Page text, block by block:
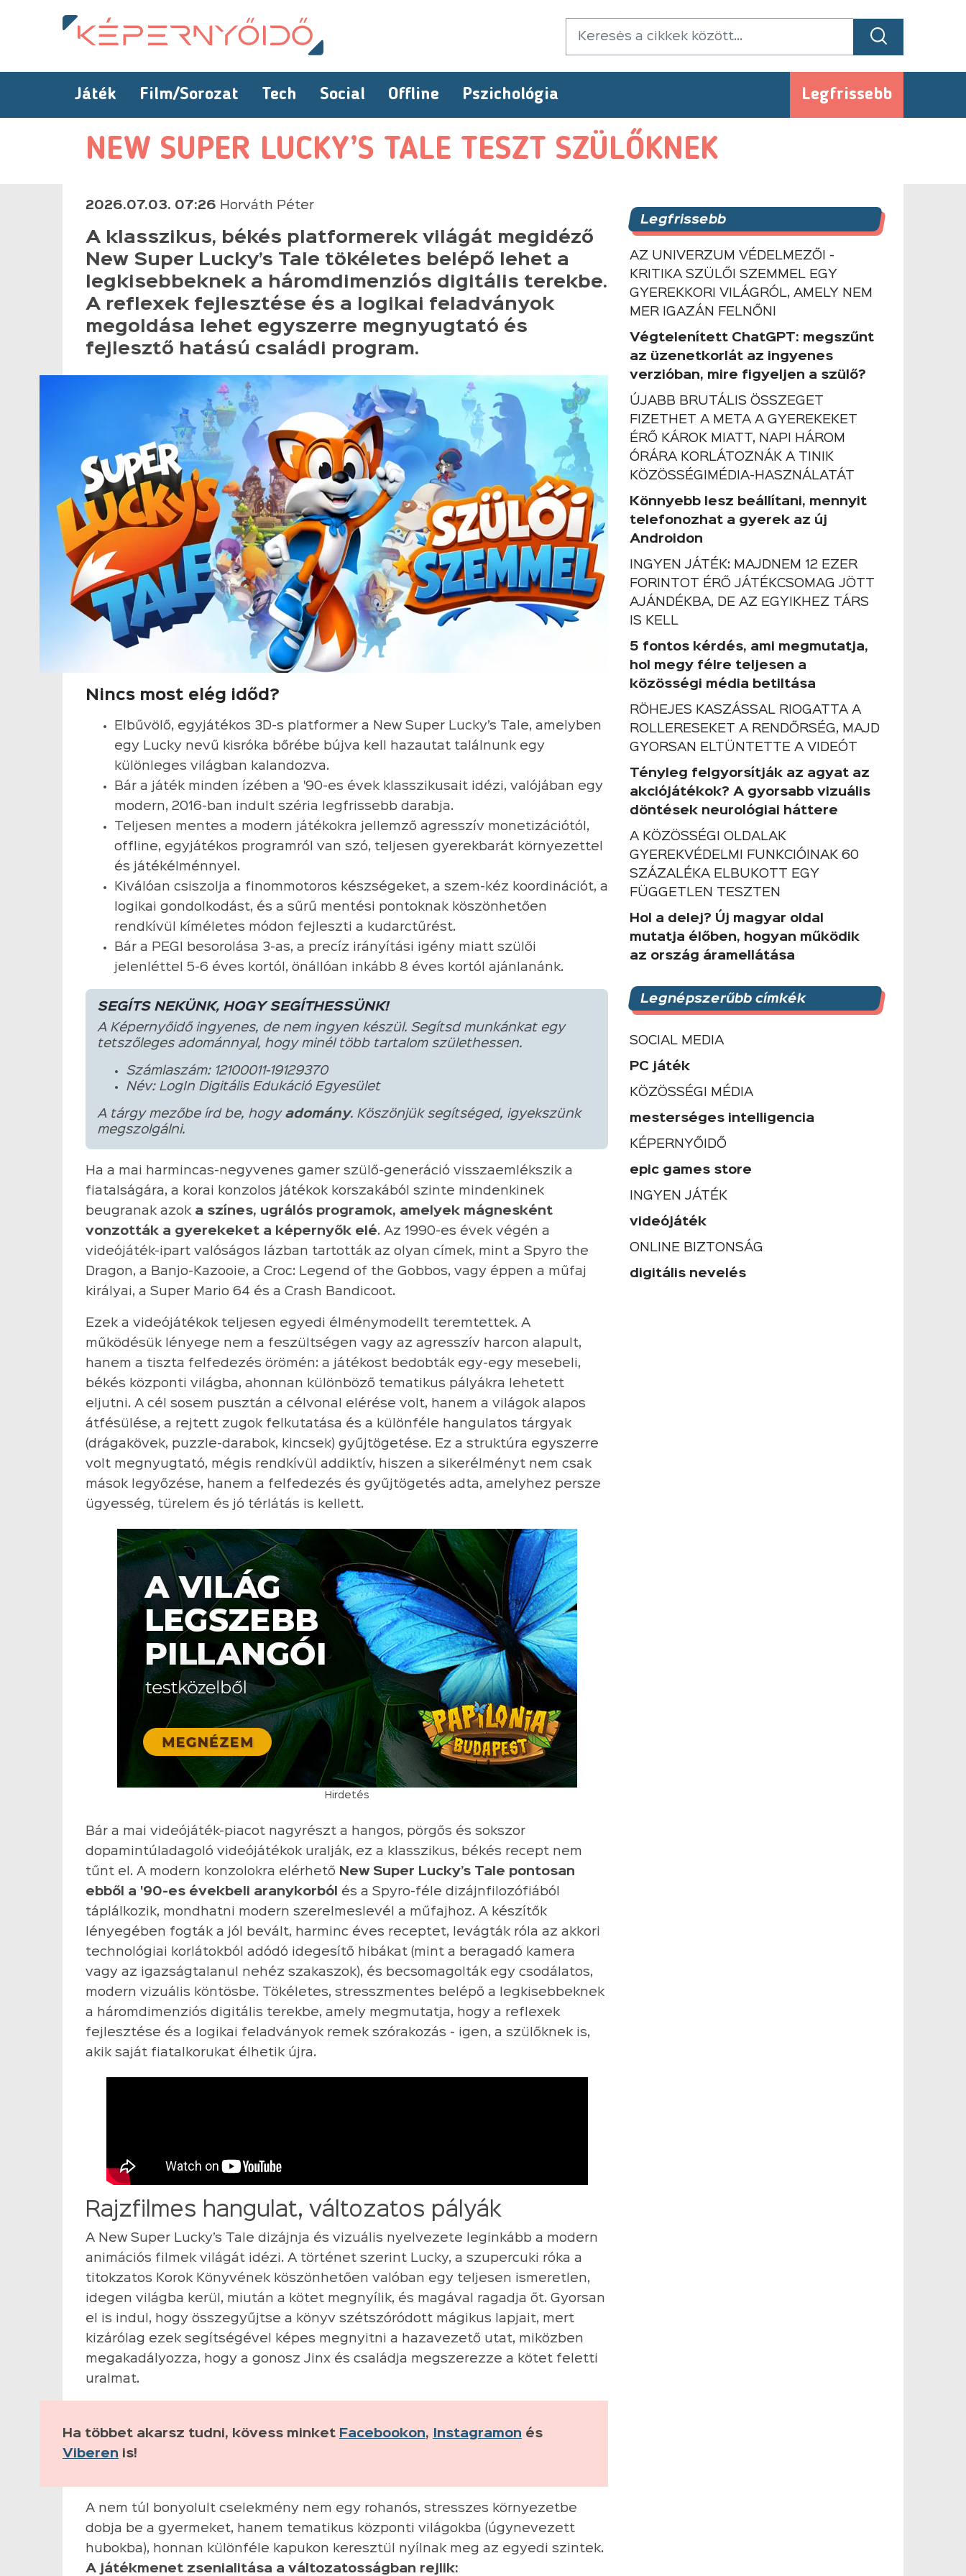
Játék Film/Sorozat Tech Social Offline Pszichológia Legfrissebb
NEW SUPER LUCKY’S TALE TESZT SZÜLŐKNEK
2026.07.03. 07:26 Horváth Péter
A klasszikus, békés platformerek világát megidéző
New Super Lucky’s Tale tökéletes belépő lehet a
legkisebbeknek a háromdimenziós digitális terekbe.
A reflexek fejlesztése és a logikai feladványok
megoldása lehet egyszerre megnyugtató és
fejlesztő hatású családi program.
Nincs most elég időd?
Elbűvölő, egyjátékos 3D-s platformer a New Super Lucky’s Tale, amelyben
egy Lucky nevű kisróka bőrébe bújva kell hazautat találnunk egy
különleges világban kalandozva.
Bár a játék minden ízében a '90-es évek klasszikusait idézi, valójában egy
modern, 2016-ban indult széria legfrissebb darabja.
Teljesen mentes a modern játékokra jellemző agresszív monetizációtól,
offline, egyjátékos programról van szó, teljesen gyerekbarát környezettel
és játékélménnyel.
Kiválóan csiszolja a finommotoros készségeket, a szem-kéz koordinációt, a
logikai gondolkodást, és a sűrű mentési pontoknak köszönhetően
rendkívül kíméletes módon fejleszti a kudarctűrést.
Bár a PEGI besorolása 3-as, a precíz irányítási igény miatt szülői
jelenléttel 5-6 éves kortól, önállóan inkább 8 éves kortól ajánlanánk.
SEGÍTS NEKÜNK, HOGY SEGÍTHESSÜNK!
A Képernyőidő ingyenes, de nem ingyen készül. Segítsd munkánkat egy
tetszőleges adománnyal, hogy minél több tartalom születhessen.
Számlaszám: 12100011-19129370
Név: LogIn Digitális Edukáció Egyesület
A tárgy mezőbe írd be, hogy adomány. Köszönjük segítséged, igyekszünk
megszolgálni.
Ha a mai harmincas-negyvenes gamer szülő-generáció visszaemlékszik a
fiatalságára, a korai konzolos játékok korszakából szinte mindenkinek
beugranak azok a színes, ugrálós programok, amelyek mágnesként
vonzották a gyerekeket a képernyők elé. Az 1990-es évek végén a
videójáték-ipart valóságos lázban tartották az olyan címek, mint a Spyro the
Dragon, a Banjo-Kazooie, a Croc: Legend of the Gobbos, vagy éppen a műfaj
királyai, a Super Mario 64 és a Crash Bandicoot.
Ezek a videójátékok teljesen egyedi élménymodellt teremtettek. A
működésük lényege nem a feszültségen vagy az agresszív harcon alapult,
hanem a tiszta felfedezés örömén: a játékost bedobták egy-egy mesebeli,
békés központi világba, ahonnan különböző tematikus pályákra lehetett
eljutni. A cél sosem pusztán a célvonal elérése volt, hanem a világok alapos
átfésülése, a rejtett zugok felkutatása és a különféle hangulatos tárgyak
(drágakövek, puzzle-darabok, kincsek) gyűjtögetése. Ez a struktúra egyszerre
volt megnyugtató, mégis rendkívül addiktív, hiszen a sikerélményt nem csak
mások legyőzése, hanem a felfedezés és gyűjtögetés adta, amelyhez persze
ügyesség, türelem és jó térlátás is kellett.
Hirdetés
Bár a mai videójáték-piacot nagyrészt a hangos, pörgős és sokszor
dopamintúladagoló videójátékok uralják, ez a klasszikus, békés recept nem
tűnt el. A modern konzolokra elérhető New Super Lucky’s Tale pontosan
ebből a '90-es évekbeli aranykorból
és a Spyro-féle dizájnfilozófiából
táplálkozik, mondhatni modern szerelmeslevél a műfajhoz. A készítők
lényegében fogták a jól bevált, harminc éves receptet, levágták róla az akkori
technológiai korlátokból adódó idegesítő hibákat (mint a beragadó kamera
vagy az igazságtalanul nehéz szakaszok), és becsomagolták egy csodálatos,
modern vizuális köntösbe. Tökéletes, stresszmentes belépő a legkisebbeknek
a háromdimenziós digitális terekbe, amely megmutatja, hogy a reflexek
fejlesztése és a logikai feladványok remek szórakozás - igen, a szülőknek is,
akik saját fiatalkorukat élhetik újra.
Rajzfilmes hangulat, változatos pályák
A New Super Lucky’s Tale dizájnja és vizuális nyelvezete leginkább a modern
animációs filmek világát idézi. A történet szerint Lucky, a szupercuki róka a
titokzatos Korok Könyvének köszönhetően valóban egy teljesen ismeretlen,
idegen világba kerül, miután a kötet megnyílik, és magával ragadja őt. Gyorsan
el is indul, hogy összegyűjtse a könyv szétszóródott mágikus lapjait, mert
kizárólag ezek segítségével képes megnyitni a hazavezető utat, miközben
megakadályozza, hogy a gonosz Jinx és családja megszerezze a kötet feletti
uralmat.
Ha többet akarsz tudni, kövess minket Facebookon, Instagramon és
Viberen is!
A nem túl bonyolult cselekmény nem egy rohanós, stresszes környezetbe
dobja be a gyermeket, hanem tematikus központi világokba (úgynevezett
hubokba), honnan különféle kapukon keresztül nyílnak meg az egyedi szintek.
A játékmenet zsenialitása a változatosságban rejlik:
Legfrissebb
AZ UNIVERZUM VÉDELMEZŐI -
KRITIKA SZÜLŐI SZEMMEL EGY
GYEREKKORI VILÁGRÓL, AMELY NEM
MER IGAZÁN FELNŐNI
Végtelenített ChatGPT: megszűnt
az üzenetkorlát az ingyenes
verzióban, mire figyeljen a szülő?
ÚJABB BRUTÁLIS ÖSSZEGET
FIZETHET A META A GYEREKEKET
ÉRŐ KÁROK MIATT, NAPI HÁROM
ÓRÁRA KORLÁTOZNÁK A TINIK
KÖZÖSSÉGIMÉDIA-HASZNÁLATÁT
Könnyebb lesz beállítani, mennyit
telefonozhat a gyerek az új
Androidon
INGYEN JÁTÉK: MAJDNEM 12 EZER
FORINTOT ÉRŐ JÁTÉKCSOMAG JÖTT
AJÁNDÉKBA, DE AZ EGYIKHEZ TÁRS
IS KELL
5 fontos kérdés, ami megmutatja,
hol megy félre teljesen a
közösségi média betiltása
RÖHEJES KASZÁSSAL RIOGATTA A
ROLLERESEKET A RENDŐRSÉG, MAJD
GYORSAN ELTÜNTETTE A VIDEÓT
Tényleg felgyorsítják az agyat az
akciójátékok? A gyorsabb vizuális
döntések neurológiai háttere
A KÖZÖSSÉGI OLDALAK
GYEREKVÉDELMI FUNKCIÓINAK 60
SZÁZALÉKA ELBUKOTT EGY
FÜGGETLEN TESZTEN
Hol a delej? Új magyar oldal
mutatja élőben, hogyan működik
az ország áramellátása
Legnépszerűbb címkék
SOCIAL MEDIA
PC játék
KÖZÖSSÉGI MÉDIA
mesterséges intelligencia
KÉPERNYŐIDŐ
epic games store
INGYEN JÁTÉK
videójáték
ONLINE BIZTONSÁG
digitális nevelés